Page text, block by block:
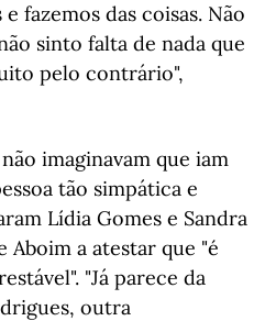
fazemos das coisas. Não
sinto falta de nada que
pelo contrário",
imaginavam que iam
tão simpática e
Lídia Gomes e Sandra
Aboim a atestar que "é
"Já parece da
outra